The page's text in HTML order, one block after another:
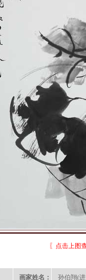
〖点击上图
画家姓名： 孙伯翔(